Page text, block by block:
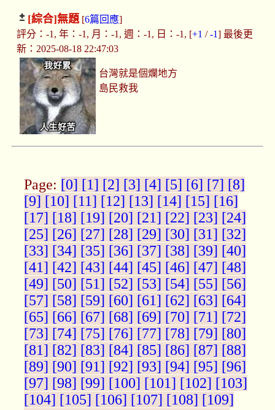
[綜合]無題[6篇回應]
評分：-1, 年：-1, 月：-1, 週：-1, 日：-1, [+1 /-1] 最後更
新：2025-08-18 22:47:03
台灣就是個爛地方
島民救我
Page: [0] [1] [2] [3] [4] [5] [6] [7] [8]
[9] [10] [11] [12] [13] [14] [15] [16]
[17] [18] [19] [20] [21] [22] [23] [24]
[25] [26] [27] [28] [29] [30] [31] [32]
[33] [34] [35] [36] [37] [38] [39] [40]
[41] [42] [43] [44] [45] [46] [47] [48]
[49] [50] [51] [52] [53] [54] [55] [56]
[57] [58] [59] [60] [61] [62] [63] [64]
[65] [66] [67] [68] [69] [70] [71] [72]
[73] [74] [75] [76] [77] [78] [79] [80]
[81] [82] [83] [84] [85] [86] [87] [88]
[89] [90] [91] [92] [93] [94] [95] [96]
[97] [98] [99] [100] [101] [102] [103]
[104] [105] [106] [107] [108] [109]